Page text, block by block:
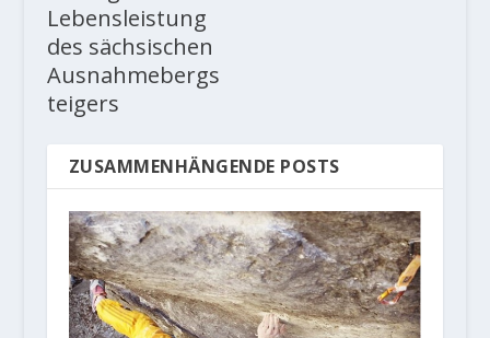
Lebensleistung
des sächsischen
Ausnahmebergs
teigers
ZUSAMMENHÄNGENDE POSTS